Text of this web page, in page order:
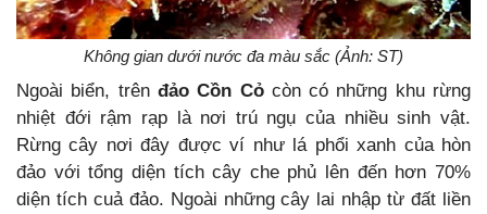
Không gian dưới nước đa màu sắc (Ảnh: ST)
Ngoài biển, trên đảo Cồn Cỏcòn có những khu rừng
nhiệt đới rậm rạp là nơi trú ngụ của nhiều sinh vật.
Rừng cây nơi đây được ví như lá phổi xanh của hòn
đảo với tổng diện tích cây che phủ lên đến hơn 70%
diện tích cuả đảo. Ngoài những cây lai nhập từ đất liền